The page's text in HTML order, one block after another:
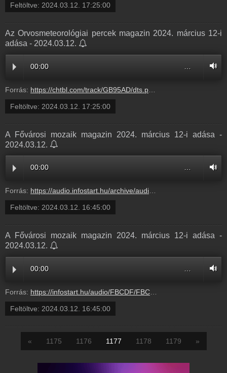
Feltöltve: 2024.03.12. 17:25:00
Az Orvosmeteorológiai percek magazin 2024. március 12-i
adása - 2024.03.12.
00:00
Forrás: https://chtbl.com/track/GB95AD/dts.podtrac.com/redirect.mp3/infostart.hu/audio/52CBE/52CBE157.mp3
Feltöltve: 2024.03.12. 17:25:00
A Fővárosi mozaik magazin 2024. március 12-i adása -
2024.03.12.
00:00 …
Forrás: https://audio.infostart.hu/archive/audio/FBCDF/FBCDF7B3.mp3
Feltöltve: 2024.03.12. 16:45:00
A Fővárosi mozaik magazin 2024. március 12-i adása -
2024.03.12.
00:00
Forrás: https://infostart.hu/audio/FBCDF/FBCDF7B3.mp3
Feltöltve: 2024.03.12. 16:45:00
« 1175 1176 1177 1178 1179 »